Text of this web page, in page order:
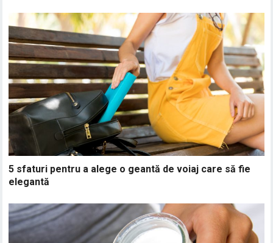
5 sfaturi pentru a alege o geantă de voiaj care să fie
elegantă